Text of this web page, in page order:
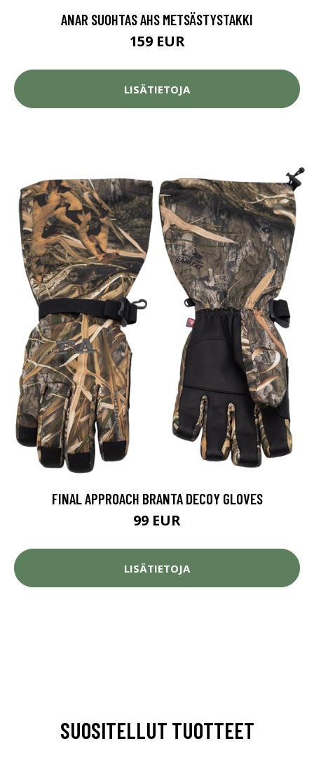
ANAR SUOHTAS AHS METSÄSTYSTAKKI
159 EUR
LISÄTIETOJA
FINAL APPROACH BRANTA DECOY GLOVES
99 EUR
LISÄTIETOJA
SUOSITELLUT TUOTTEET